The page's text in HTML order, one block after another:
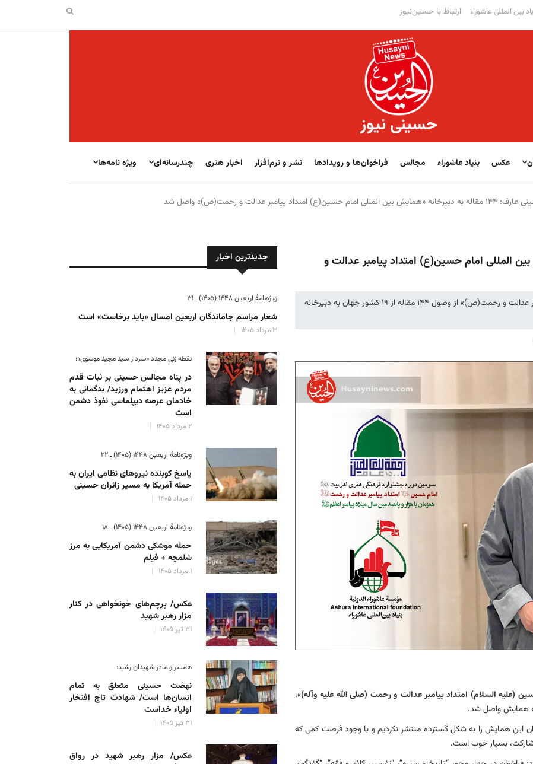
بین المللی عاشوراء ارتباط با حسین‌نیوز
حسینی نیوز
عکس بنیاد عاشوراء مجالس فراخوان‌‏‏‏ها و رویدادها نشر و نرم‌افزار اخبار هنری چندرسانه‌ای ویژه نامه‌ها
«همایش بین المللی امام حسین(ع) امتداد پیامبر عدالت و رحمت(ص)» واصل شد
«همایش بین المللی امام حسین(ع) امتداد پیامبر عدالت و
دبیر علمی «همایش بین المللی امام حسین(ع) امتداد پیامبر عدالت و رحمت(ص)» از وصول ۱۴۴ مقاله از ۱۹ کشور جهان به دبیرخانه
(علیه السلام) امتداد پیامبر عدالت و رحمت (صلی الله علیه وآله)»،
این همایش را به شکل گسترده منتشر نکردیم و با وجود فرصت کمی که
مشارکت، بسیار خوب است.
جدیدترین اخبار
ویژه‌نامهٔ اربعین ۱۴۴۸ (۱۴۰۵) ـ ۳۱
شعار مراسم جاماندگان اربعین امسال «باید برخاست» است
۳ مرداد ۱۴۰۵
نقطه زنی مجدد «سردار سید مجید موسوی»؛
در پناه مجالس حسینی بر ثبات‌ قدم
مردم عزیز اهتمام ورزید/ بدگمانی به
خادمان عرصه دیپلماسی نفوذ دشمن
است
۲ مرداد ۱۴۰۵
ویژه‌نامهٔ اربعین ۱۴۴۸ (۱۴۰۵) ـ ۲۲
پاسخ کوبنده نیروهای نظامی ایران به
حمله آمریکا به مسیر زائران حسینی
۱ مرداد ۱۴۰۵
ویژه‌نامهٔ اربعین ۱۴۴۸ (۱۴۰۵) ـ ۱۸
حمله موشکی دشمن آمریکایی به مرز
شلمچه + فیلم
۱ مرداد ۱۴۰۵
عکس/ پرچم‌های خونخواهی در کنار
مزار رهبر شهید
۳۱ تیر ۱۴۰۵
همسر و مادر شهیدان رشید:
نهضت حسینی متعلق به تمام
انسان‌ها است/ شهادت تاج افتخار
اولیاء خداست
۳۱ تیر ۱۴۰۵
عکس/ مزار رهبر شهید در رواق